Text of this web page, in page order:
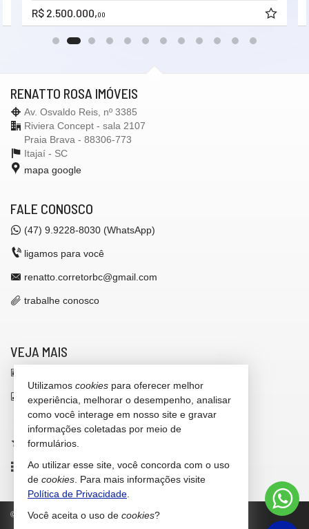
R$ 2.500.000,00
RENATTO ROSA IMÓVEIS
Av. Osvaldo Reis, nº 3385
Riviera Concept - sala 2107
Praia Brava - 88306-773
Itajaí - SC
mapa google
FALE CONOSCO
(47) 9.9228-8030 (WhatsApp)
ligamos para você
renatto.corretorbc@gmail.com
trabalhe conosco
VEJA MAIS
indicadores financeiros
cadastre seu imóvel
imóveis favoritos
mapa de imóveis
© 2026 CRECI/SC 42.646-F Política de Privacidade
Utilizamos cookies para oferecer melhor
experiência, melhorar o desempenho, analisar
como você interage em nosso site e gravar
informações coletadas por meio de
formulários.
Ao utilizar esse site, você concorda com o uso
de cookies . Para mais informações visite
Política de Privacidade
Você aceita o uso de cookies?